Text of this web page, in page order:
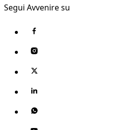
Segui Avvenire su